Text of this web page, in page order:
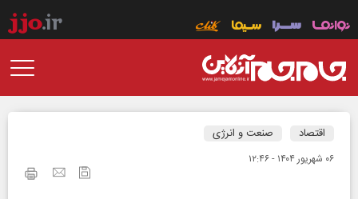
اقتصاد صنعت و انرژی
۰۶ شهريور ۱۴۰۴ - ۱۲:۴۶